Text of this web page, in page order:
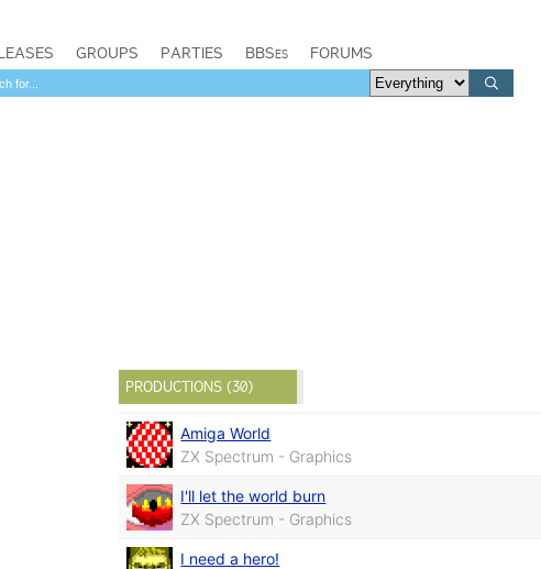
GROUPS PARTIES BBSes FORUMS
PRODUCTIONS (30)
Amiga World
ZX Spectrum - Graphics
I'll let the world burn
ZX Spectrum - Graphics
I need a hero!